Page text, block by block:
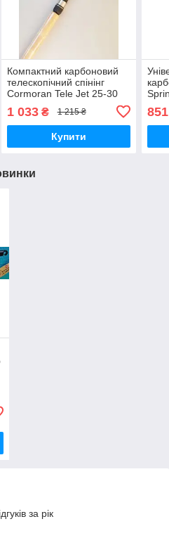
Компактний карбоновий
телескопічний спінінг
Cormoran Tele Jet 25-30
241 Carb-O-De Luxe 2.4
m, 10-30 g
1 033₴ 1 215 ₴
Купити
851
за рік